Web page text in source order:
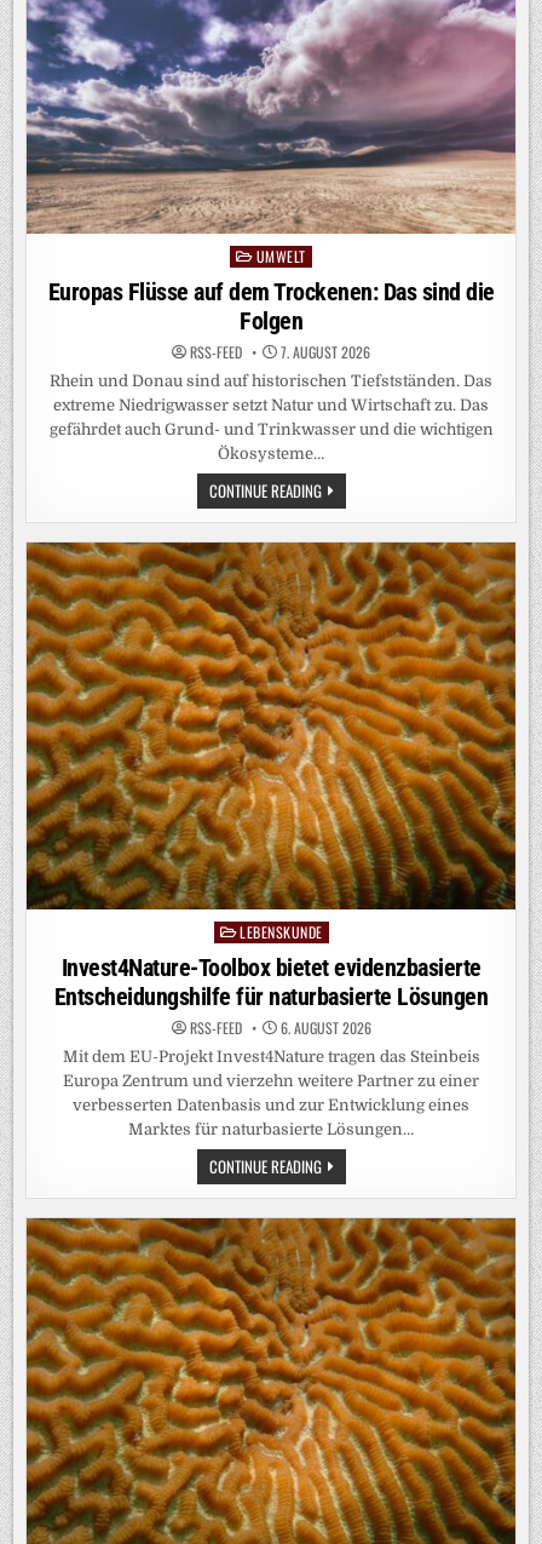
ND V
ERSTÄNDLICH B
ERECHNEN: S
O G
EHT‘S
Posted
in
UMWELT
Europas Flüsse auf dem Trockenen: Das sind die
Folgen
RSS-FEED 7. AUGUST 2026
Rhein und Donau sind auf historischen Tiefstständen. Das
extreme Niedrigwasser setzt Natur und Wirtschaft zu. Das
gefährdet auch Grund- und Trinkwasser und die wichtigen
Ökosysteme…
CONTINUE READINGEUROPAS
FLÜSSE
AUF
TROCKENEN:
DAS
SIND
DIE
FOLGEN
PostedLEBENSKUNDE
Invest4Nature-Toolbox bietet evidenzbasierte
Entscheidungshilfe für naturbasierte Lösungen
RSS-FEED 6. AUGUST 2026
Mit dem EU-Projekt Invest4Nature tragen das Steinbeis
Europa Zentrum und vierzehn weitere Partner zu einer
verbesserten Datenbasis und zur Entwicklung eines
Marktes für naturbasierte Lösungen…
CONTINUE READINGINVEST4NATURE-
TOOLBOX
BIETET
ENTSCHEIDUNGSHILFE
FÜR
NATURBASIERTE
LÖSUNGEN